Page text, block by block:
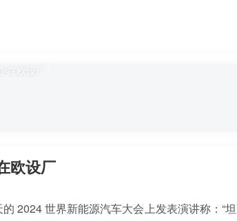
欧设厂
2024 世界新能源汽车大会上发表演讲称：“坦